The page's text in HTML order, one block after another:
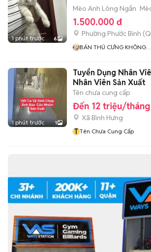
1 phút trước 6
Mèo Anh Lông Ngắn
1.500.000 đ
Phường Phước Bình
BÁN THÚ CƯNG KHÔNG
1 phút trước 1
Tuyển Dụng Nhân
Nhân Viên Sản Xuất
Tên chưa cung cấp
Đến 12 triệu/tháng
Xã Bình Hưng
T Tên Chưa Cung Cấp